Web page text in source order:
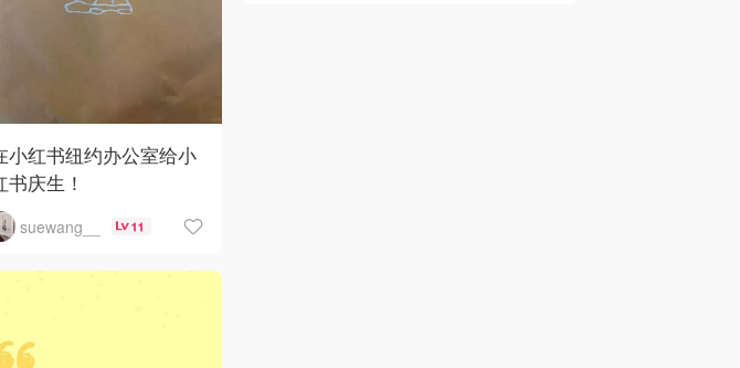
小红书纽约办公室给小
书庆生！
suewang__ 11